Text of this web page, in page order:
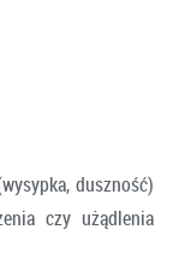
duszność)
czy użądlenia